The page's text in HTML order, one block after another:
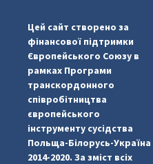
Цей сайт створено за
фінансової підтримки
Європейського Союзу в
рамках Програми
транскордонного
співробітництва
європейського
інструменту сусідства
Польща-Білорусь-Україна
2014-2020. За зміст всіх